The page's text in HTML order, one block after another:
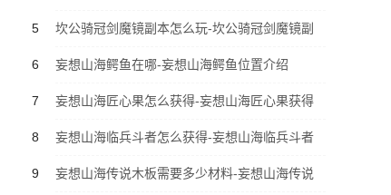
园如何玩
5 坎公骑冠剑魔镜副本怎么玩-坎公骑冠剑魔镜副
本玩法是什么
6 妄想山海鳄鱼在哪-妄想山海鳄鱼位置介绍
7 妄想山海匠心果怎么获得-妄想山海匠心果获得
攻略
8 妄想山海临兵斗者怎么获得-妄想山海临兵斗者
获得攻略
9 妄想山海传说木板需要多少材料-妄想山海传说